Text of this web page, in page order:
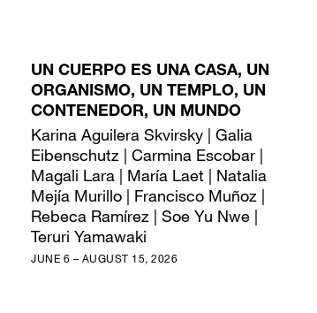
UN CUERPO ES UNA CASA, UN
ORGANISMO, UN TEMPLO, UN
CONTENEDOR, UN MUNDO
Karina Aguilera Skvirsky | Galia
Eibenschutz | Carmina Escobar |
Magali Lara | María Laet | Natalia
Mejía Murillo | Francisco Muñoz |
Rebeca Ramírez | Soe Yu Nwe |
Teruri Yamawaki
JUNE 6 – AUGUST 15, 2026